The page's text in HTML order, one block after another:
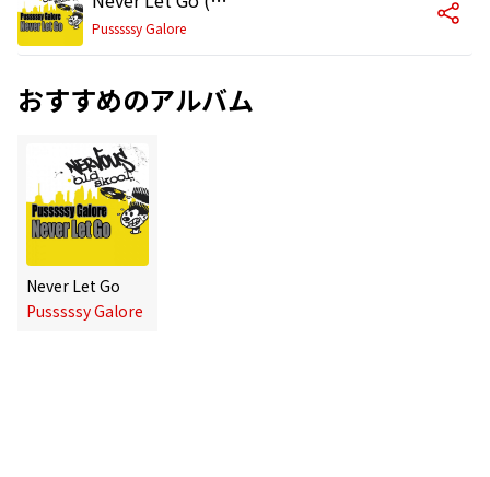
Pusssssy Galore
おすすめのアルバム
Never Let Go
Pusssssy Galore